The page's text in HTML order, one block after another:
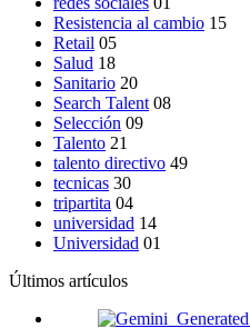
Resistencia al cambio 15
Retail 05
Salud 18
Sanitario 20
Search Talent 08
Selección 09
Talento 21
talento directivo 49
tecnicas 30
tripartita 04
universidad 14
Universidad 01
Últimos artículos